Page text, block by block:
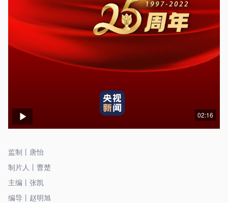
02:16
监制丨唐怡
制片人丨曹楚
主编丨张凯
编导丨赵明旭